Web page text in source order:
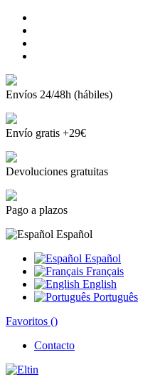
Envíos 24/48h (hábiles)
Envío gratis +29€
Devoluciones gratuitas
Pago a plazos
Español
Español
Français
English
Português
Favoritos ()
Contacto